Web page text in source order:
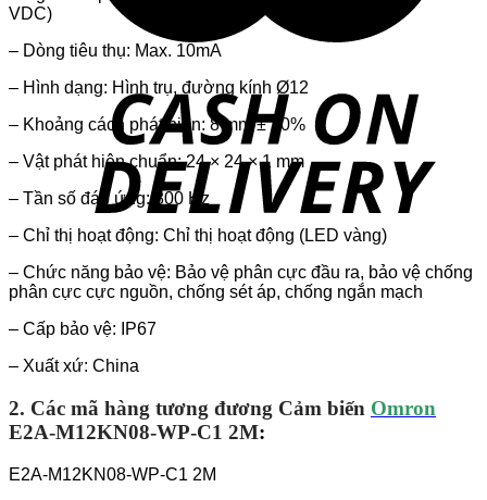
VDC)
– Dòng tiêu thụ: Max. 10mA
– Hình dạng: Hình trụ, đường kính Ø12
– Khoảng cách phát hiện: 8 mm ± 10%
– Vật phát hiện chuẩn: 24 × 24 × 1 mm
– Tần số đáp ứng: 800 Hz
– Chỉ thị hoạt động: Chỉ thị hoạt động (LED vàng)
– Chức năng bảo vệ: Bảo vệ phân cực đầu ra, bảo vệ chống
phân cực cực nguồn, chống sét áp, chống ngắn mạch
– Cấp bảo vệ: IP67
– Xuất xứ: China
2. Các mã hàng tương đương Cảm biến Omron
E2A-M12KN08-WP-C1 2M:
E2A-M12KN08-WP-C1 2M